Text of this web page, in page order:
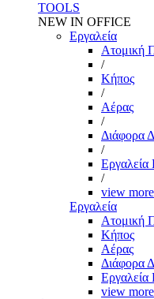
TOOLS
NEW IN OFFICE
Εργαλεία
Aτομική
/
Kήπος
/
Αέρας
/
Διάφορα
/
Εργαλεία
/
view more
Εργαλεία
Aτομική
Kήπος
Αέρας
Διάφορα
Εργαλεία
view more